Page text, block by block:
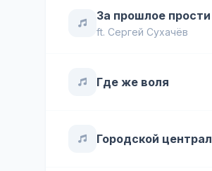
За прошлое прости
ft. Сергей Сухачёв
Где же воля
Городской централ